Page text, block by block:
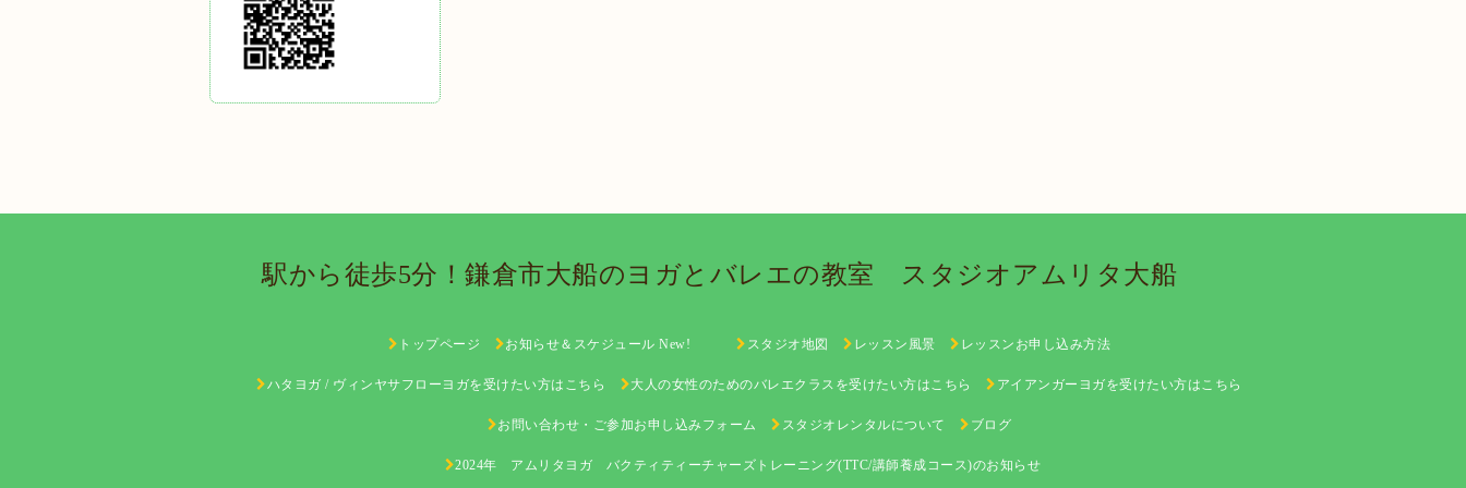
駅から徒歩5分！鎌倉市大船のヨガとバレエの教室 スタジオアムリタ大船
トップページ お知らせ＆スケジュール New! スタジオ地図 レッスン風景 レッスンお申し込み方法
ハタヨガ / ヴィンヤサフローヨガを受けたい方はこちら 大人の女性のためのバレエクラスを受けたい方はこちら アイアンガーヨガを受けたい方はこちら
お問い合わせ・ご参加お申し込みフォーム スタジオレンタルについて ブログ
2024年 アムリタヨガ バクティティーチャーズトレーニング(TTC/講師養成コース)のお知らせ